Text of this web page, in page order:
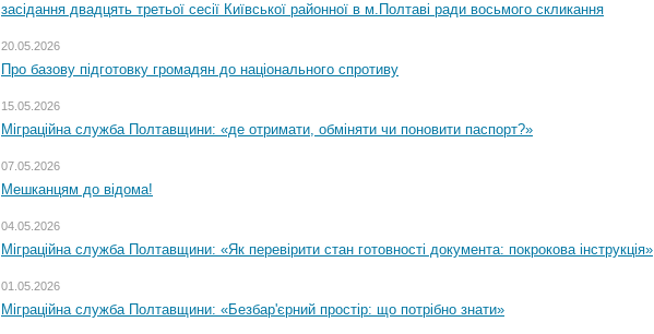
засідання двадцять третьої сесії Київської районної в м.Полтаві ради восьмого скликання
20.05.2026
Про базову підготовку громадян до національного спротиву
15.05.2026
Міграційна служба Полтавщини: «де отримати, обміняти чи поновити паспорт?»
07.05.2026
Мешканцям до відома!
04.05.2026
Міграційна служба Полтавщини: «Як перевірити стан готовності документа: покрокова інструкція»
01.05.2026
Міграційна служба Полтавщини: «Безбар'єрний простір: що потрібно знати»